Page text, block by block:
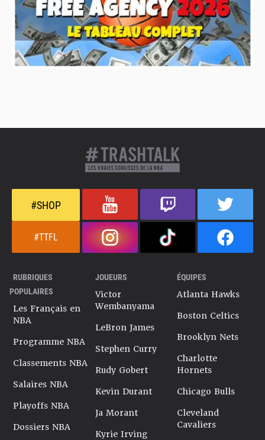
#SHOP
#TTFL
RUBRIQUES
POPULAIRES
Les Français en
NBA
Programme NBA
Classements NBA
Salaires NBA
Playoffs NBA
Dossiers NBA
JOUEURS
Victor
Wembanyama
LeBron James
Stephen Curry
Rudy Gobert
Kevin Durant
Ja Morant
Kyrie Irving
ÉQUIPES
Atlanta Hawks
Boston Celtics
Brooklyn Nets
Charlotte
Hornets
Chicago Bulls
Cleveland
Cavaliers